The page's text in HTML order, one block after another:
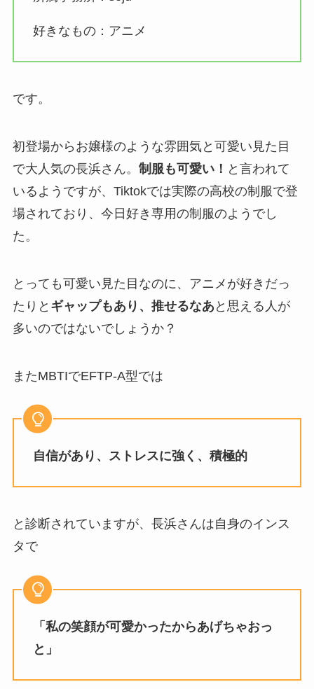
好きなもの：アニメ
です。
初登場からお嬢様のような雰囲気と可愛い見た目
で大人気の長浜さん。 制服も可愛い！ と言われて
いるようですが、Tiktokでは実際の高校の制服で登
場されており、今日好き専用の制服のようでし
た。
とっても可愛い見た目なのに、アニメが好きだっ
たりと ギャップもあり、推せるなあ と思える人が
多いのではないでしょうか？
またMBTIでEFTP-A型では
自信があり、ストレスに強く、積極的
と診断されていますが、長浜さんは自身のインス
タで
「私の笑顔が可愛かったからあげちゃおっ
と」